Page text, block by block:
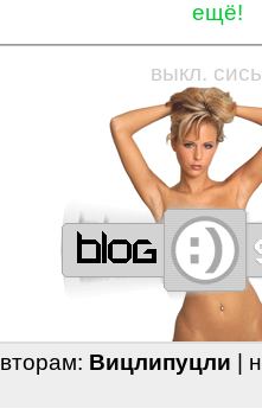
ещё!
————————
выкл.
Вицлипуцли |